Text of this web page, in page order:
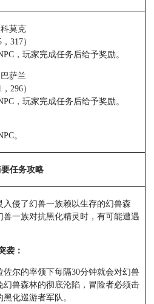
莫克
317）
，玩家完成任务后给予奖励。
萨兰
296）
，玩家完成任务后给予奖励。
。
任务攻略
侵了幻兽一族赖以生存的幻兽森
一族对抗黑化精灵时，有可能遭遇
袭：
尔的率领下每隔30分钟就会对幻兽
兽森林的彻底沦陷，冒险者必须击
化巡游者军队。